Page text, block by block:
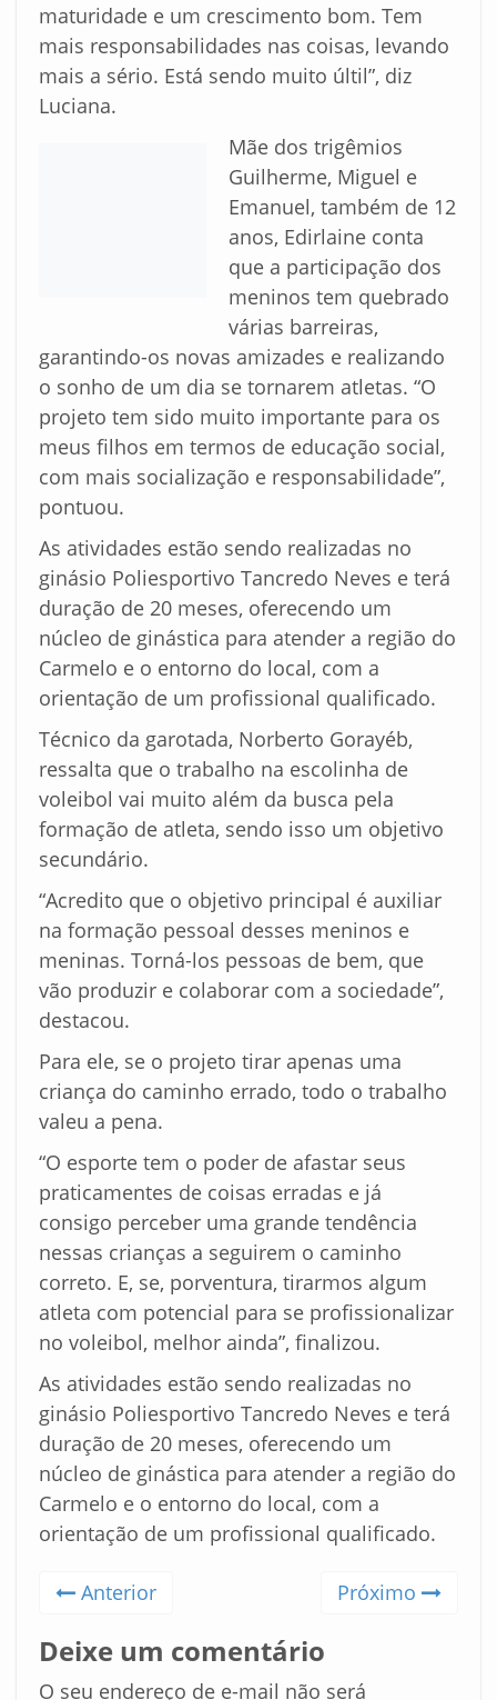
maturidade e um crescimento bom. Tem
mais responsabilidades nas coisas, levando
mais a sério. Está sendo muito últil”, diz
Luciana.
Mãe dos trigêmios
Guilherme, Miguel e
Emanuel, também de 12
anos, Edirlaine conta
que a participação dos
meninos tem quebrado
várias barreiras,
garantindo-os novas amizades e realizando
o sonho de um dia se tornarem atletas. “O
projeto tem sido muito importante para os
meus filhos em termos de educação social,
com mais socialização e responsabilidade”,
pontuou.
As atividades estão sendo realizadas no
ginásio Poliesportivo Tancredo Neves e terá
duração de 20 meses, oferecendo um
núcleo de ginástica para atender a região do
Carmelo e o entorno do local, com a
orientação de um profissional qualificado.
Técnico da garotada, Norberto Gorayéb,
ressalta que o trabalho na escolinha de
voleibol vai muito além da busca pela
formação de atleta, sendo isso um objetivo
secundário.
“Acredito que o objetivo principal é auxiliar
na formação pessoal desses meninos e
meninas. Torná-los pessoas de bem, que
vão produzir e colaborar com a sociedade”,
destacou.
Para ele, se o projeto tirar apenas uma
criança do caminho errado, todo o trabalho
valeu a pena.
“O esporte tem o poder de afastar seus
praticamentes de coisas erradas e já
consigo perceber uma grande tendência
nessas crianças a seguirem o caminho
correto. E, se, porventura, tirarmos algum
atleta com potencial para se profissionalizar
no voleibol, melhor ainda”, finalizou.
As atividades estão sendo realizadas no
ginásio Poliesportivo Tancredo Neves e terá
duração de 20 meses, oferecendo um
núcleo de ginástica para atender a região do
Carmelo e o entorno do local, com a
orientação de um profissional qualificado.
Anterior Próximo
Deixe um comentário
O seu endereço de e-mail não será